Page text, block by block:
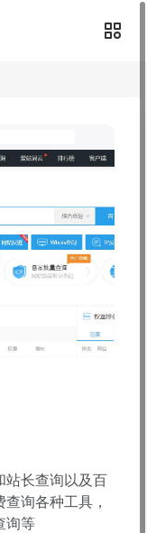
站长查询以及百
询各种工具，
询等